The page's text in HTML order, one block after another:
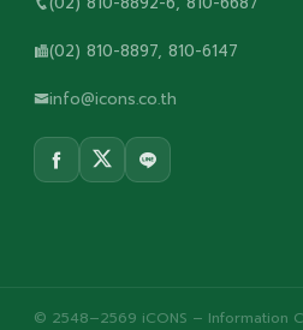
(02) 810-8897, 810-6147
info@icons.co.th
© 2548–2569 iCONS – Information